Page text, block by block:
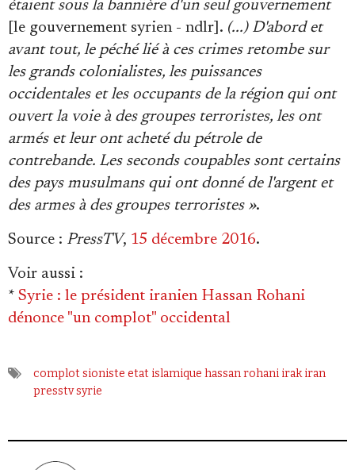
étaient sous la bannière d'un seul gouvernement
[le gouvernement syrien - ndlr]. (...) D'abord et
avant tout, le péché lié à ces crimes retombe sur
les grands colonialistes, les puissances
occidentales et les occupants de la région qui ont
ouvert la voie à des groupes terroristes, les ont
armés et leur ont acheté du pétrole de
contrebande. Les seconds coupables sont certains
des pays musulmans qui ont donné de l'argent et
des armes à des groupes terroristes ».
Source : PressTV, 15 décembre 2016.
Voir aussi :
* Syrie : le président iranien Hassan Rohani
dénonce "un complot" occidental
complot sioniste etat islamique hassan rohani irak iran
presstvsyrie